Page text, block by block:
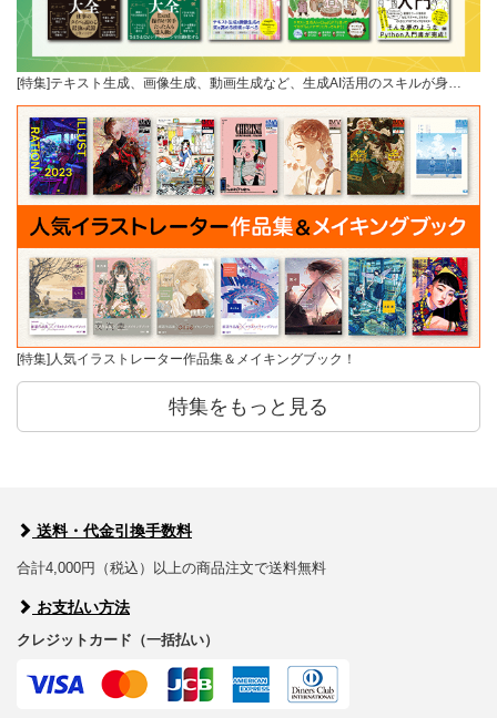
[特集]テキスト生成、画像生成、動画生成など、生成AI活用のスキルが身…
[特集]人気イラストレーター作品集＆メイキングブック！
特集をもっと見る
送料・代金引換手数料
合計4,000円（税込）以上の商品注文で送料無料
お支払い方法
クレジットカード（一括払い）